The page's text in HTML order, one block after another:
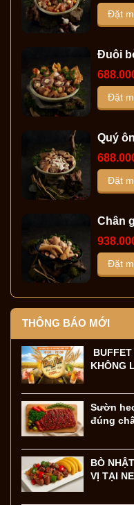
Đặt
Đuôi
Đặt
Quý
Đặt
Chân
Đặt
THÔNG BÁO MỚI
KHÔNG
Sườn
đúng
BÒ
VỊ TẠI